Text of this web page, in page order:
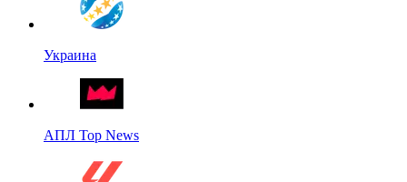
Украина
АПЛ Top News